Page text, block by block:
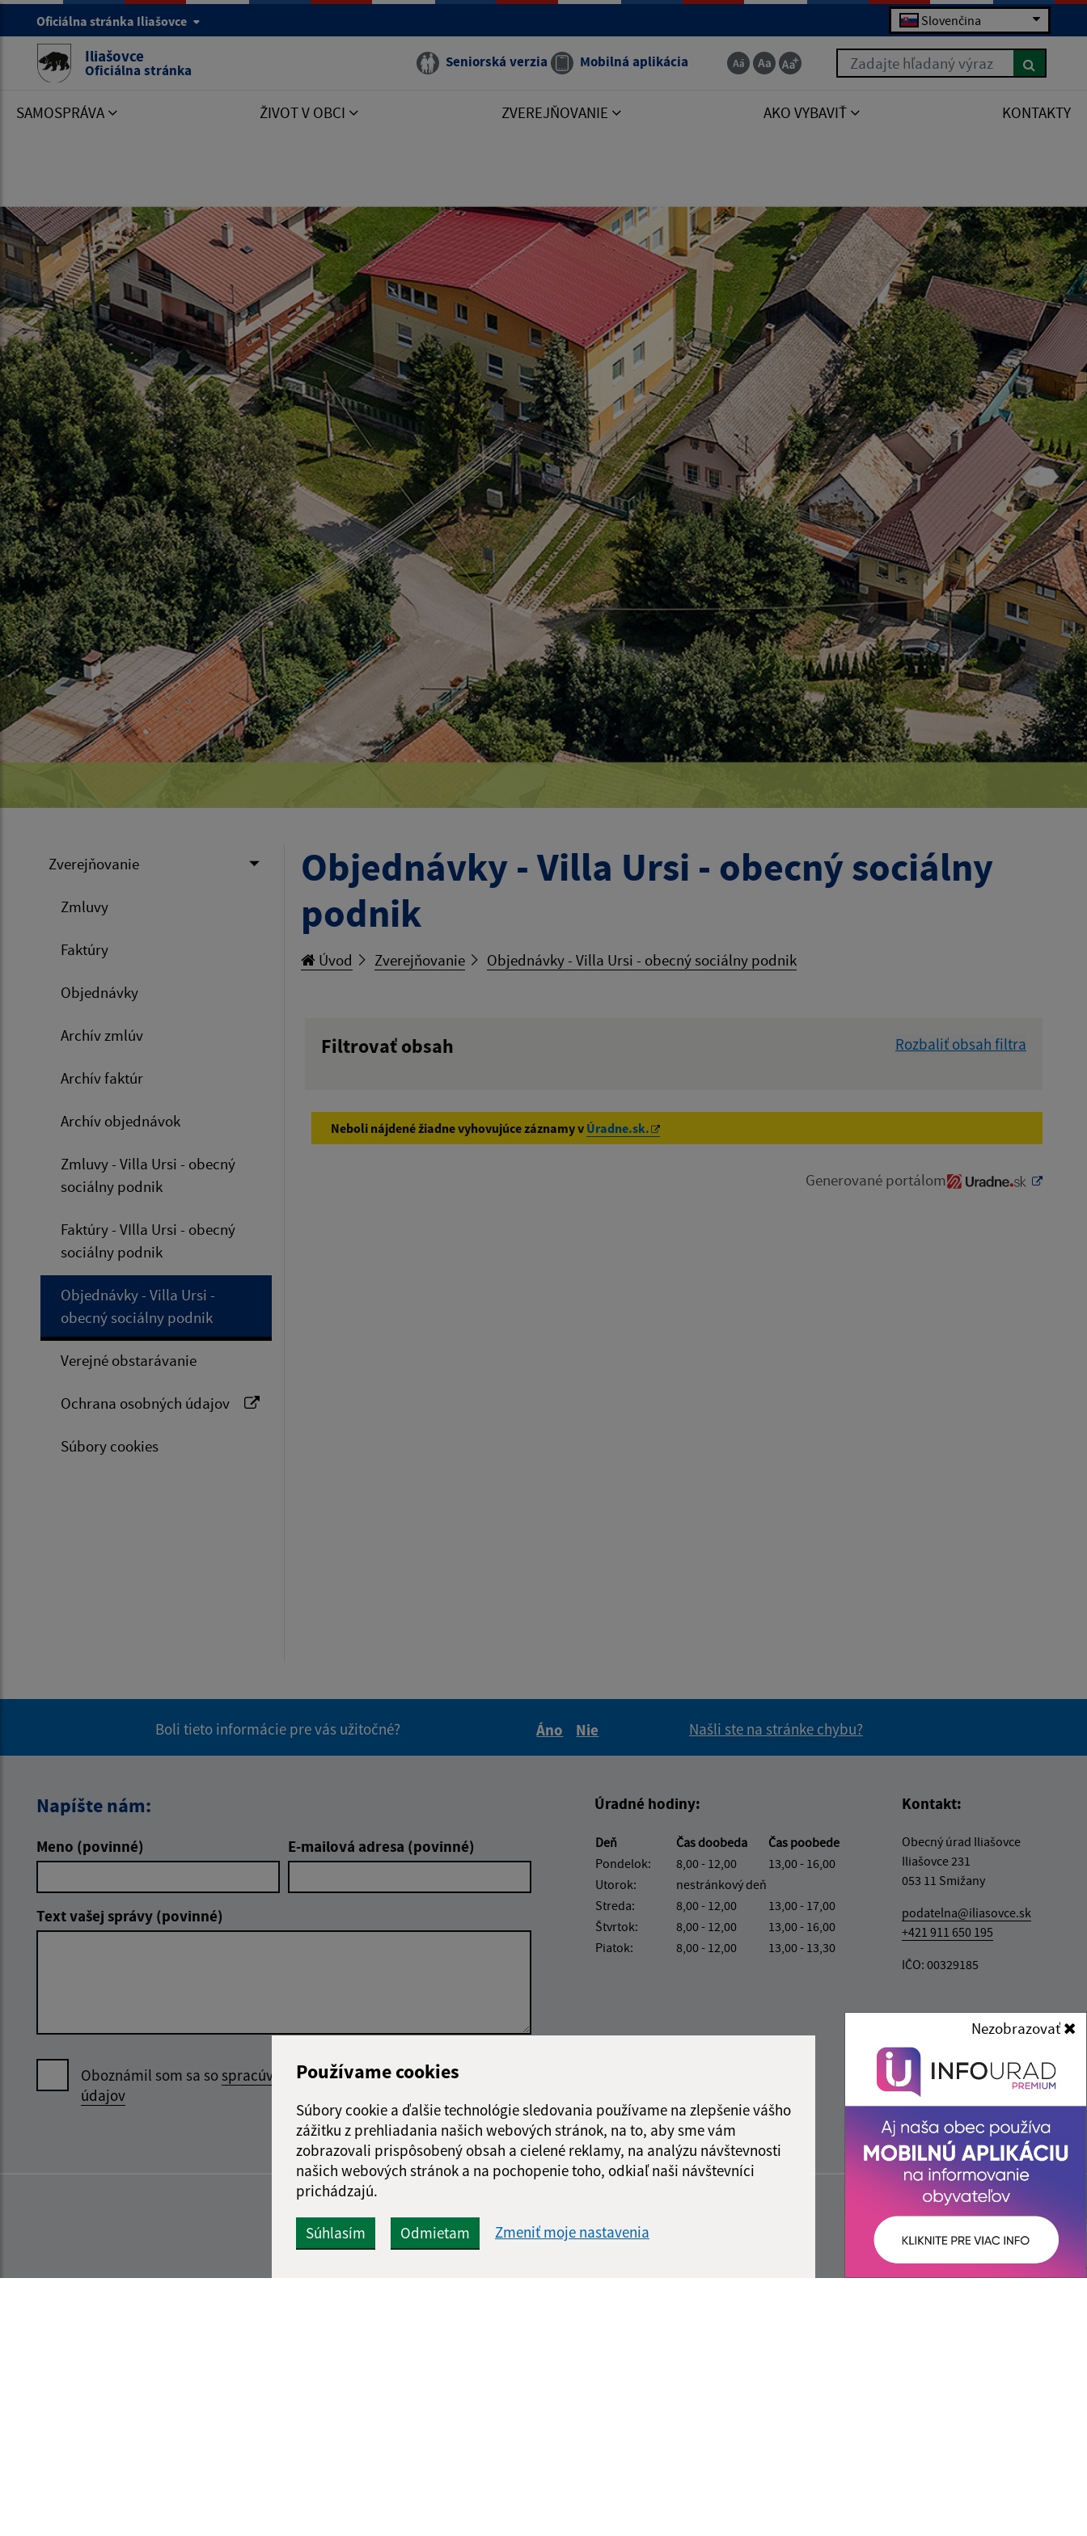
Používame cookies
Súbory cookie a ďalšie technológie sledovania používame na zlepšenie vášho
zážitku z prehliadania našich webových stránok, na to, aby sme vám
zobrazovali prispôsobený obsah a cielené reklamy, na analýzu návštevnosti
našich webových stránok a na pochopenie toho, odkiaľ naši návštevníci
prichádzajú.
Súhlasím Odmietam Zmeniť moje nastavenia
Nezobrazovať
Oficiálna stránka Iliašovce Slovenčina
Iliašovce
Oficiálna stránka Seniorská verzia Mobilná aplikácia Zadajte hľadaný výraz
SAMOSPRÁVA ŽIVOT V OBCI ZVEREJŇOVANIE AKO VYBAVIŤ KONTAKTY
Zverejňovanie
Zmluvy
Faktúry
Objednávky
Archív zmlúv
Archív faktúr
Archív objednávok
Zmluvy - Villa Ursi - obecný
sociálny podnik
Faktúry - VIlla Ursi - obecný
sociálny podnik
Objednávky - Villa Ursi -
obecný sociálny podnik
Verejné obstarávanie
Ochrana osobných údajov
Súbory cookies
Objednávky - Villa Ursi - obecný sociálny
podnik
Úvod Zverejňovanie Objednávky - Villa Ursi - obecný sociálny podnik
Boli tieto informácie pre vás užitočné?
Áno
Nie
Našli ste na stránke chybu?
Napíšte nám:
Meno (povinné) E-mailová adresa (povinné)
Text vašej správy (povinné)
Oboznámil som sa sospracúvaním osobných
údajov
Google reCaptcha Response
Odoslať
Úradné hodiny:
Deň Čas doobeda
Čas poobede
Pondelok:
8,00 - 12,00
13,00 - 16,00
Utorok:
nestránkový deň
Streda:
8,00 - 12,00
13,00 - 17,00
Štvrtok:
8,00 - 12,00
13,00 - 16,00
Piatok:
8,00 - 12,00 13,00 - 13,30
Kontakt:
Obecný úrad Iliašovce
Iliašovce 231
053 11 Smižany
podatelna@iliasovce.sk
+421 911 650 195
IČO: 00329185